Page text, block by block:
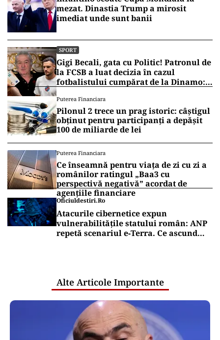
mezat. Dinastia Trump a mirosit
imediat unde sunt banii
SPORT
Gigi Becali, gata cu Politic! Patronul de
la FCSB a luat decizia în cazul
fotbalistului cumpărat de la Dinamo:
Puterea Financiara
Pilonul 2 trece un prag istoric: câștigul
obținut pentru participanți a depășit
100 de miliarde de lei
Puterea Financiara
Ce înseamnă pentru viața de zi cu zi a
românilor ratingul „Baa3 cu
perspectivă negativă” acordat de
agențiile financiare
Oficiuldestiri.ro
Atacurile cibernetice expun
vulnerabilitățile statului român: ANP
repetă scenariul e‑Terra. Ce ascund
Alte Articole Importante